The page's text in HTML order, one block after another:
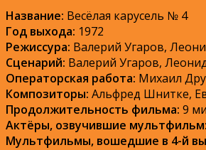
Название: Весёлая карусель № 4
Год выхода: 1972
Режиссура: Валерий Угаров,
Сценарий: Валерий Угаров,
Операторская работа: Михаил
Композиторы: Альфред Шнитке,
Продолжительность фильма: 9
Актёры, озвучившие мультфильм:
Мультфильмы, вошедшие в 4-й